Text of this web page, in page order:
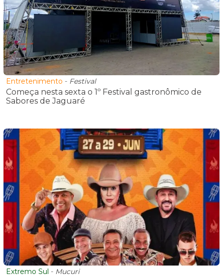
Entretenimento - Festival
Começa nesta sexta o 1º Festival gastronômico de
Sabores de Jaguaré
Extremo Sul - Mucuri